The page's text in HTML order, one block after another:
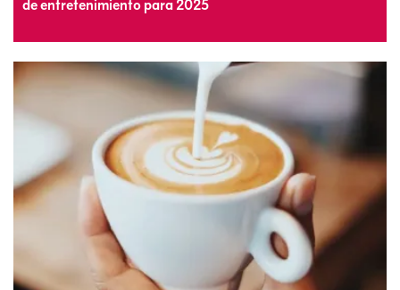
de entretenimiento para 2025